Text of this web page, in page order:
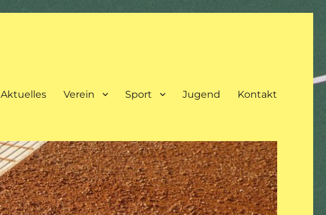
Aktuelles Verein Sport Jugend Kontakt